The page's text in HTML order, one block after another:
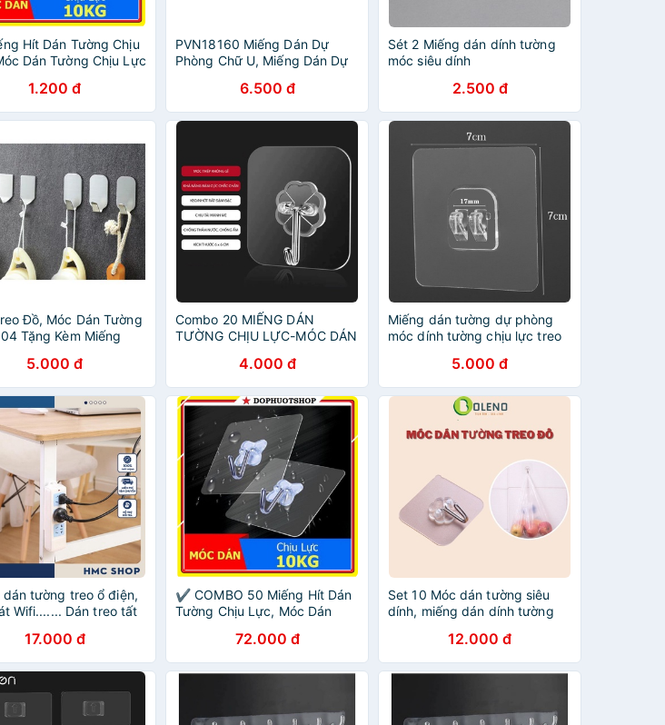
Hít Dán Tường Chịu
Dán Tường Chịu Lực
1.200 đ
PVN18160 Miếng Dán Dự
Phòng Chữ U, Miếng Dán Dự
Giác, Kệ Chữ Nhật T2
6.500 đ
Sét 2 Miếng dán dính tường
móc siêu dính
2.500 đ
Đồ, Móc Dán Tường
Tặng Kèm Miếng
5.000 đ
Combo 20 MIẾNG DÁN
TƯỜNG CHỊU LỰC-MÓC DÁN
4.000 đ
Miếng dán tường dự phòng
móc dính tường chịu lực treo
+ ( miếng đôi ) Decor nhà tiện
ích
5.000 đ
dán tường treo ổ điện,
Wifi....... Dán treo tất
17.000 đ
✔️ COMBO 50 Miếng Hít Dán
Tường Chịu Lực, Móc Dán
72.000 đ
Set 10 Móc dán tường siêu
dính, miếng dán dính tường
12.000 đ